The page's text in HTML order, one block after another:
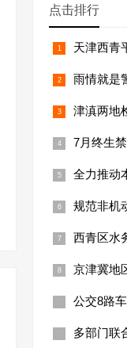
点击排行
天津西青
雨情就是
津滇两地
7月终生
全力推动
规范非机
西青区水
京津冀地
公交8路
多部门联